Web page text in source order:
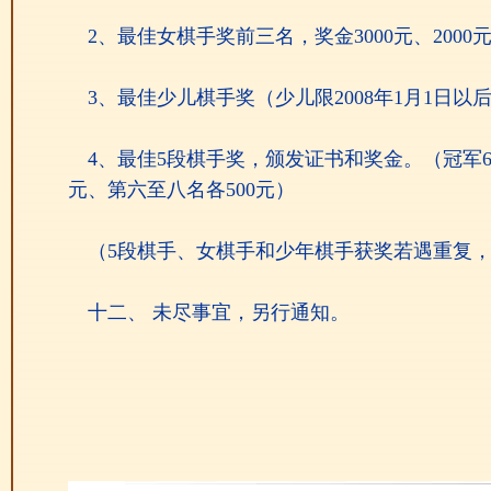
2、最佳女棋手奖前三名，奖金3000元、2000
3、最佳少儿棋手奖（少儿限2008年1月1日以
4、最佳5段棋手奖，颁发证书和奖金。（冠军
元、第六至八名各500元）
（5段棋手、女棋手和少年棋手获奖若遇重复
十二、 未尽事宜，另行通知。